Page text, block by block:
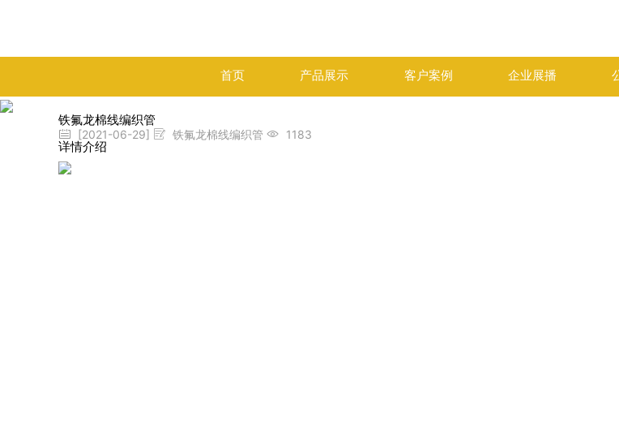
首页 产品展示 客户案例 企业展播
铁氟龙棉线编织管
[2021-06-29] 铁氟龙棉线编织管 1183
详情介绍